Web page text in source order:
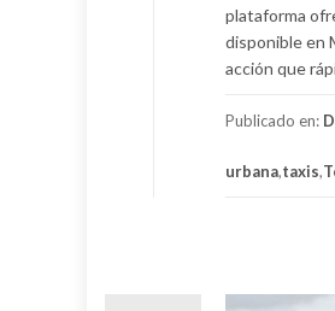
plataforma
disponible en
acción que
Publicado en:
urbana,taxis,